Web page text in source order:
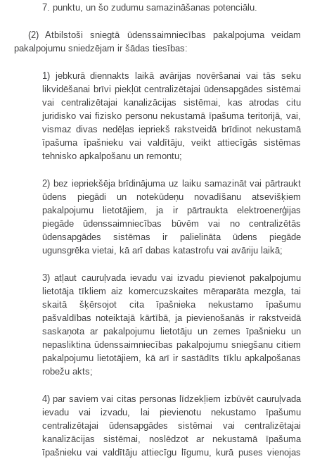
7. punktu, un šo zudumu samazināšanas potenciālu.
(2) Atbilstoši sniegtā ūdenssaimniecības pakalpojuma veidam
pakalpojumu sniedzējam ir šādas tiesības:
1) jebkurā diennakts laikā avārijas novēršanai vai tās seku
likvidēšanai brīvi piekļūt centralizētajai ūdensapgādes sistēmai
vai centralizētajai kanalizācijas sistēmai, kas atrodas citu
juridisko vai fizisko personu nekustamā īpašuma teritorijā, vai,
vismaz divas nedēļas iepriekš rakstveidā brīdinot nekustamā
īpašuma īpašnieku vai valdītāju, veikt attiecīgās sistēmas
tehnisko apkalpošanu un remontu;
2) bez iepriekšēja brīdinājuma uz laiku samazināt vai pārtraukt
ūdens piegādi un notekūdeņu novadīšanu atsevišķiem
pakalpojumu lietotājiem, ja ir pārtraukta elektroenerģijas
piegāde ūdenssaimniecības būvēm vai no centralizētās
ūdensapgādes sistēmas ir palielināta ūdens piegāde
ugunsgrēka vietai, kā arī dabas katastrofu vai avāriju laikā;
3) atļaut cauruļvada ievadu vai izvadu pievienot pakalpojumu
lietotāja tīkliem aiz komercuzskaites mēraparāta mezgla, tai
skaitā šķērsojot cita īpašnieka nekustamo īpašumu
pašvaldības noteiktajā kārtībā, ja pievienošanās ir rakstveidā
saskaņota ar pakalpojumu lietotāju un zemes īpašnieku un
nepasliktina ūdenssaimniecības pakalpojumu sniegšanu citiem
pakalpojumu lietotājiem, kā arī ir sastādīts tīklu apkalpošanas
robežu akts;
4) par saviem vai citas personas līdzekļiem izbūvēt cauruļvada
ievadu vai izvadu, lai pievienotu nekustamo īpašumu
centralizētajai ūdensapgādes sistēmai vai centralizētajai
kanalizācijas sistēmai, noslēdzot ar nekustamā īpašuma
īpašnieku vai valdītāju attiecīgu līgumu, kurā puses vienojas